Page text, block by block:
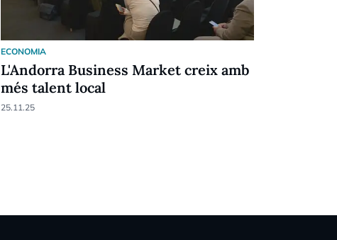
ECONOMIA
L'Andorra Business Market creix amb
més talent local
25.11.25